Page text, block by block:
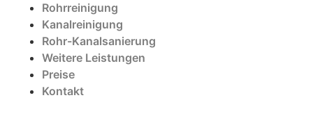
Rohrreinigung
Kanalreinigung
Rohr-Kanalsanierung
Weitere Leistungen
Preise
Kontakt